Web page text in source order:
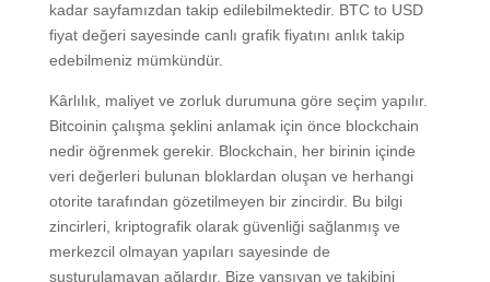
kadar sayfamızdan takip edilebilmektedir. BTC to USD
fiyat değeri sayesinde canlı grafik fiyatını anlık takip
edebilmeniz mümkündür.
Kârlılık, maliyet ve zorluk durumuna göre seçim yapılır.
Bitcoinin çalışma şeklini anlamak için önce blockchain
nedir öğrenmek gerekir. Blockchain, her birinin içinde
veri değerleri bulunan bloklardan oluşan ve herhangi
otorite tarafından gözetilmeyen bir zincirdir. Bu bilgi
zincirleri, kriptografik olarak güvenliği sağlanmış ve
merkezcil olmayan yapıları sayesinde de
susturulamayan ağlardır. Bize yansıyan ve takibini